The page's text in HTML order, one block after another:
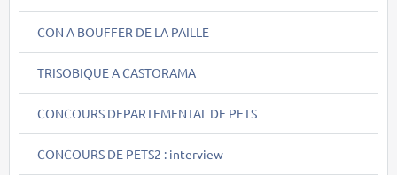
CON A BOUFFER DE LA PAILLE
TRISOBIQUE A CASTORAMA
CONCOURS DEPARTEMENTAL DE PETS
CONCOURS DE PETS2 : interview